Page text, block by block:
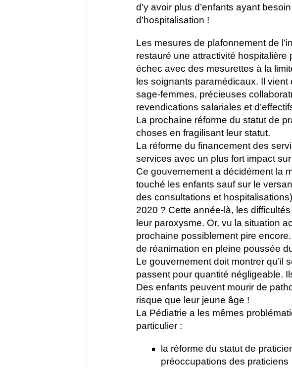
d’y avoir plus d’enfants ayant
d’hospitalisation !
Les mesures de plafonnement de
restauré une attractivité hospitalière
échec avec des mesurettes à la
les soignants paramédicaux. Il
sage-femmes, précieuses
revendications salariales et
La prochaine réforme du statut de
choses en fragilisant leur statut.
La réforme du financement des
services avec un plus fort impact
Ce gouvernement a décidément la
touché les enfants sauf sur le
des consultations et
2020 ? Cette année-là, les
leur paroxysme. Or, vu la situation
prochaine possiblement pire
de réanimation en pleine poussée
Le gouvernement doit montrer qu’il
passent pour quantité négligeable.
Des enfants peuvent mourir de
risque que leur jeune âge !
La Pédiatrie a les mêmes
particulier :
la réforme du statut de
préoccupations des praticiens